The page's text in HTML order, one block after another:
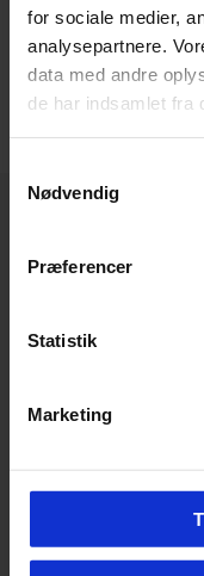
for sociale medier,
analysepartnere.
data med andre
de har indsamlet fra
Nødvendig
Præferencer
Statistik
Marketing
VIS FLERE